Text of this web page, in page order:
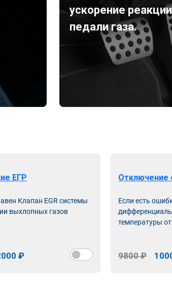
ускорение реакции
педали газа.
ЕГР
Клапан EGR системы
выхлопных газов
₽
Отключение
Если есть
температуры
9800 ₽